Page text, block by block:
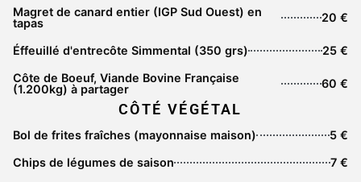
Magret de canard entier (IGP Sud Ouest) en
tapas
20 €
Éffeuillé d'entrecôte Simmental (350 grs)
25 €
Côte de Boeuf, Viande Bovine Française
(1.200kg) à partager
60 €
CÔTÉ VÉGÉTAL
Bol de frites fraîches (mayonnaise maison)
5 €
Chips de légumes de saison
7 €